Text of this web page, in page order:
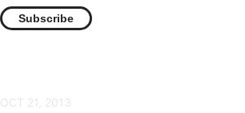
Subscribe
OCT 21, 2013